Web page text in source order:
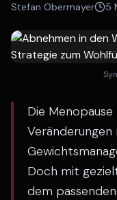
Stefan Obermayer 5
Die
Veränderungen
Doch mit
dem